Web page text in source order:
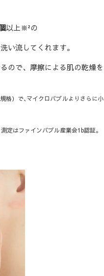
以上※²の
い流してくれます。
ので、摩擦による肌の乾燥を
格）で､マイクロバブルよりさらに小
はファインバブル産業会1b認証。